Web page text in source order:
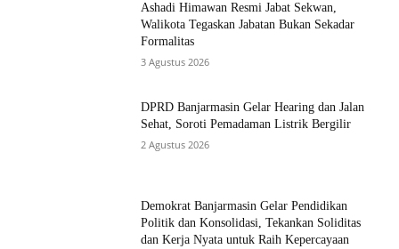
Ashadi Himawan Resmi Jabat Sekwan,
Walikota Tegaskan Jabatan Bukan Sekadar
Formalitas
3 Agustus 2026
DPRD Banjarmasin Gelar Hearing dan Jalan
Sehat, Soroti Pemadaman Listrik Bergilir
2 Agustus 2026
Demokrat Banjarmasin Gelar Pendidikan
Politik dan Konsolidasi, Tekankan Soliditas
dan Kerja Nyata untuk Raih Kepercayaan